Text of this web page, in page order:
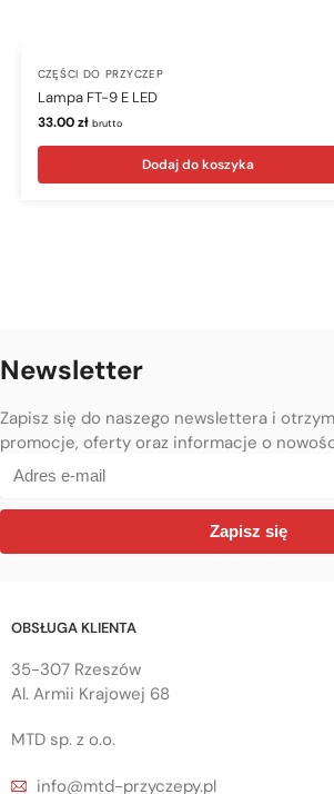
CZĘŚCI DO PRZYCZEP
Lampa FT-9 E LED
33.00zł brutto
Dodaj do koszyka
Newsletter
Zapisz się do naszego newslettera i
promocje, oferty oraz informacje o
Zapisz się
OBSŁUGA KLIENTA
35-307 Rzeszów
Al. Armii Krajowej 68
MTD sp. z o.o.
info@mtd-przyczepy.pl